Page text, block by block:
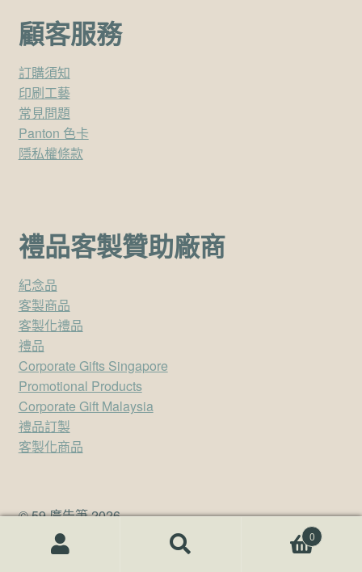
顧客服務
訂購須知
印刷工藝
常見問題
Panton 色卡
隱私權條款
禮品客製贊助廠商
紀念品
客製商品
客製化禮品
禮品
Corporate Gifts Singapore
Promotional Products
Corporate Gift Malaysia
禮品訂製
客製化商品
© 59 廣告筆 2026
搜尋關鍵字:
0